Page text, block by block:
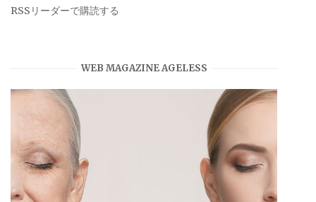
RSSリーダーで購読する
WEB MAGAZINE AGELESS